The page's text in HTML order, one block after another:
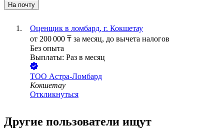
На почту
Оценщик в ломбард, г. Кокшетау
от 200 000 ₸ за месяц, до вычета налогов
Без опыта
Выплаты: Раз в месяц
ТОО Астра-Лoмбард
Кокшетау
Откликнуться
Другие пользователи ищут